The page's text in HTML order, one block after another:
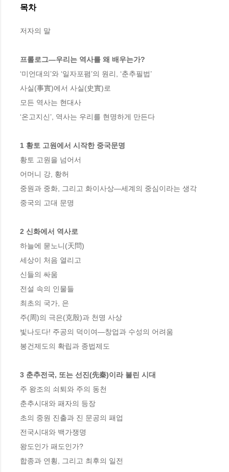
목차
저자의 말
프롤로그―우리는 역사를 왜 배우는가?
‘미언대의’와 ‘일자포폄’의 원리, ‘춘추필법’
사실(事實)에서 사실(史實)로
모든 역사는 현대사
‘온고지신’, 역사는 우리를 현명하게 만든다
1 황토 고원에서 시작한 중국문명
황토 고원을 넘어서
어머니 강, 황허
중원과 중화, 그리고 화이사상―세계의 중심이라는 생각
중국의 고대 문명
2 신화에서 역사로
하늘에 묻노니(天問)
세상이 처음 열리고
신들의 싸움
전설 속의 인물들
최초의 국가, 은
주(周)의 극은(克殷)과 천명 사상
빛나도다! 주공의 덕이여―창업과 수성의 어려움
봉건제도의 확립과 종법제도
3 춘추전국, 또는 선진(先秦)이라 불린 시대
주 왕조의 쇠퇴와 주의 동천
춘추시대와 패자의 등장
초의 중원 진출과 진 문공의 패업
전국시대와 백가쟁명
왕도인가 패도인가?
합종과 연횡, 그리고 최후의 일전